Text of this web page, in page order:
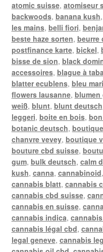
atomic suisse, atomiseur
backwoods, banana kush,
les mains, belli fiori,
beste haze sorten, beurre
postfinance karte, bickel,
bisse de sion, black
accessoires, blague à
blatter ecublens, bleu
flowers lausanne, blumen
weiß, blunt, blunt deutsch
leggeri, boite en bois,
botanic deutsch,
chanvre vevey, boutique
bouture cbd suisse,
gum, bulk deutsch, calm
kush, canna, cannabinoid,
cannabis blatt, cannabis
cannabis cbd suisse,
cannabis en suisse,
cannabis indica,
cannabis légal cbd,
legal geneve, cannabis